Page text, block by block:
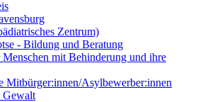
Zentrum)
- Bildung und Beratung
mit Behinderung und ihre
Mitbürger:innen/Asylbewerber:innen
Gewalt